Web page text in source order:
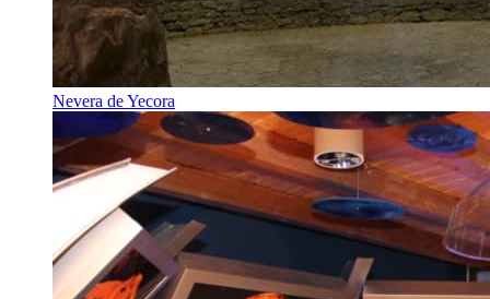
Nevera de Yecora